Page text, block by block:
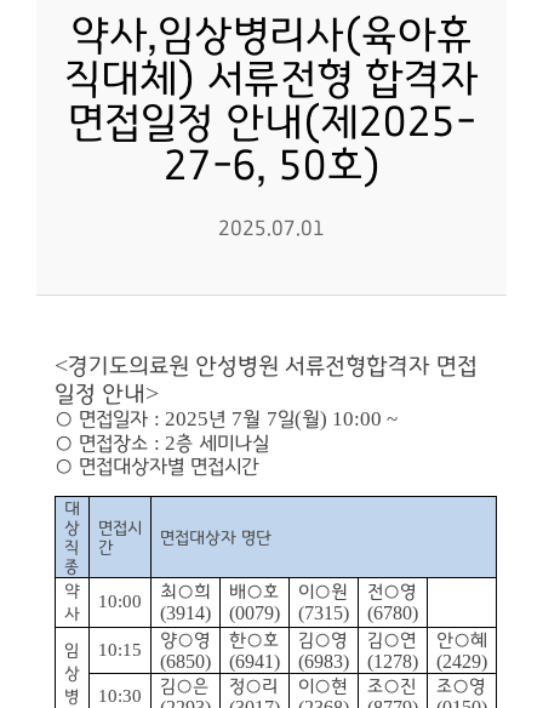
약사,임상병리사(육아휴
직대체) 서류전형 합격자
면접일정 안내(제2025-
27-6, 50호)
2025.07.01
<경기도의료원 안성병원 서류전형합격자 면접
일정 안내 >
○ 면접일자 : 2025년 7월 7일(월) 10:00 ~
○ 면접장소 : 2층 세미나실
○ 면접대상자별 면접시간
대
상
직
종
면접시
간
면접대상자 명단
약
사
10:00 최 ○희
(3914)
배○호
(0079)
이 ○원
(7315)
전○영
(6780)
임
상
병
10:15 양○영
(6850)
한○호
(6941)
김○영
(6983)
김○연
(1278)
안○혜
(2429)
10:30 김○은 정○리 이 ○현 조○진 조○영